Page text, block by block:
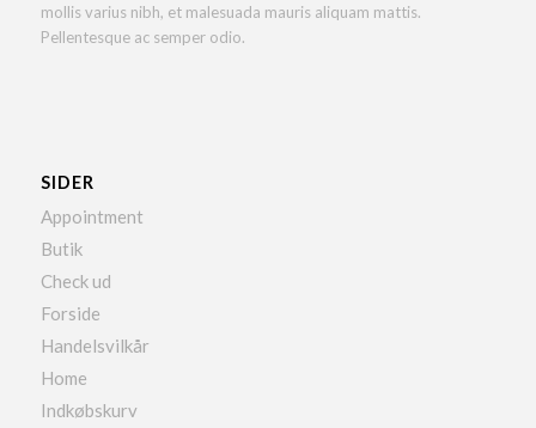
mollis varius nibh, et malesuada mauris aliquam mattis.
Pellentesque ac semper odio.
SIDER
Appointment
Butik
Check ud
Forside
Handelsvilkår
Home
Indkøbskurv